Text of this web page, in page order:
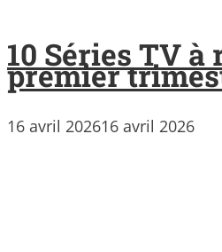
10 Séries TV à
premier
16 avril 202616 avril 2026